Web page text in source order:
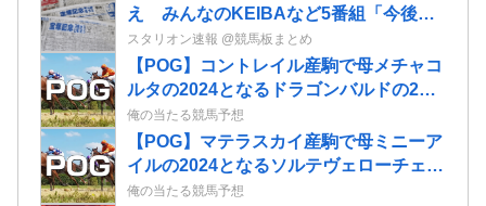
え みんなのKEIBAなど5番組「今後の
推移を慎重に見極めたい」
スタリオン速報 @競馬板まとめ
【POG】コントレイル産駒で母メチャコ
ルタの2024となるドラゴンバルドの2歳
情報
俺の当たる競馬予想
【POG】マテラスカイ産駒で母ミニーア
イルの2024となるソルテヴェローチェの
2歳情報
俺の当たる競馬予想